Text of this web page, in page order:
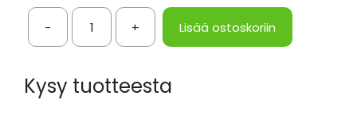
-
Hätäradio
ja
+ Lisää ostoskoriin
Kysy tuotteesta